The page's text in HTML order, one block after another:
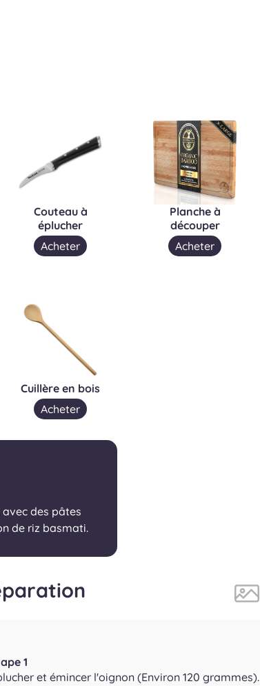
Couteau à
éplucher
Acheter
Planche à
découper
Acheter
Cuillère en bois
Acheter
des pâtes
de riz basmati.
1
et émincer l'oignon (Environ 120 grammes).